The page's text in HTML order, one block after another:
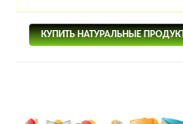
КУПИТЬ НАТУРАЛЬНЫЕ